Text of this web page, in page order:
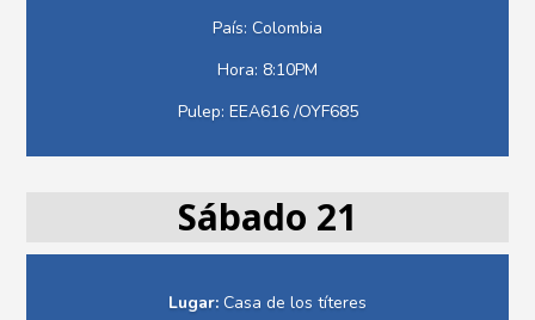
País: Colombia
Hora: 8:10PM
Pulep: EEA616 /OYF685
Sábado 21
Lugar: Casa de los títeres